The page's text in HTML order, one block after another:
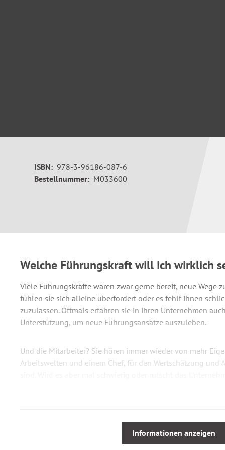
ISBN: 978-3-96186-087-6
Bestellnummer: M033600
Welche Führungskraft will ich wirklich
Viele Führungskräfte wären zwar gerne bereit, neue Wege
fühlen sie sich alleine überfordert oder es fehlt ihnen
zuzulassen. Oftmals erfahren sie in ihren Unternehmen
Unterstützung, um neue Führungsansätze auszuleben.
Und die Mitarbeiter? Sie hören immer wieder von mehr
Arbeitswelten und einem Chef, für den Wertschätzung und
Schnelligkeit sowie die Unberechenbarkeit der Arbeitswelt
Informationen anzeigen